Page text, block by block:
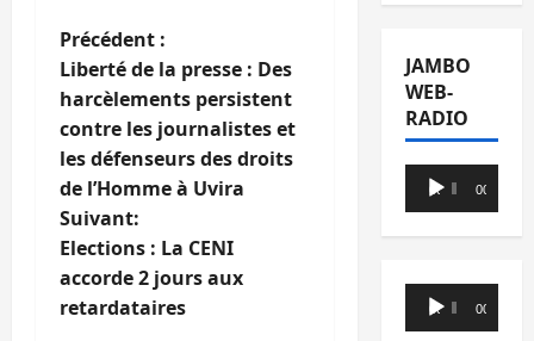
N
a
v
i
g
a
Précédent :
Liberté de la presse : Des
harcèlements persistent
contre les journalistes et
les défenseurs des droits
de l’Homme à Uvira
Suivant:
Elections : La CENI
accorde 2 jours aux
retardataires
JAMBO
WEB-
RADIO
Lecteur
audio
00:00 00:00
Lecteur
audio
00:00 00:00